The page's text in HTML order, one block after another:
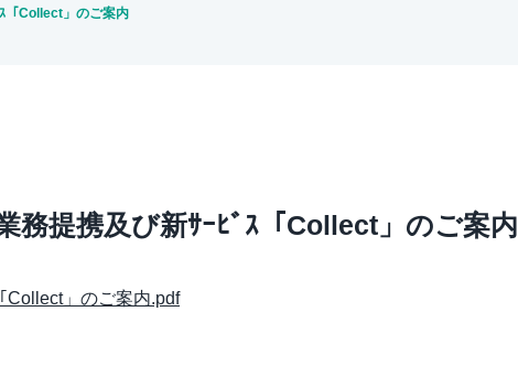
ｽ「Collect」のご案内
務提携及び新ｻｰﾋﾞｽ「Collect」のご案内
Collect」のご案内.pdf